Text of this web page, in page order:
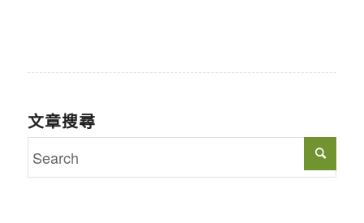
文章搜尋